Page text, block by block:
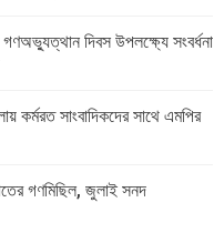
দিবস উপলক্ষ্যে সংবর্ধনা
কর্মরত সাংবাদিকদের সাথে এমপির
গণমিছিল, জুলাই সনদ